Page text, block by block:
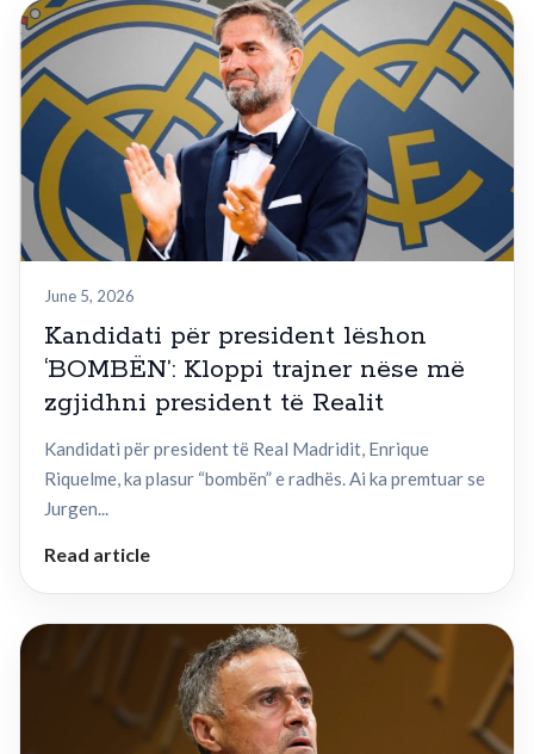
June 5, 2026
Kandidati për president lëshon
‘BOMBËN’: Kloppi trajner nëse më
zgjidhni president të Realit
Kandidati për president të Real Madridit, Enrique
Riquelme, ka plasur “bombën” e radhës. Ai ka premtuar se
Jurgen...
Read article